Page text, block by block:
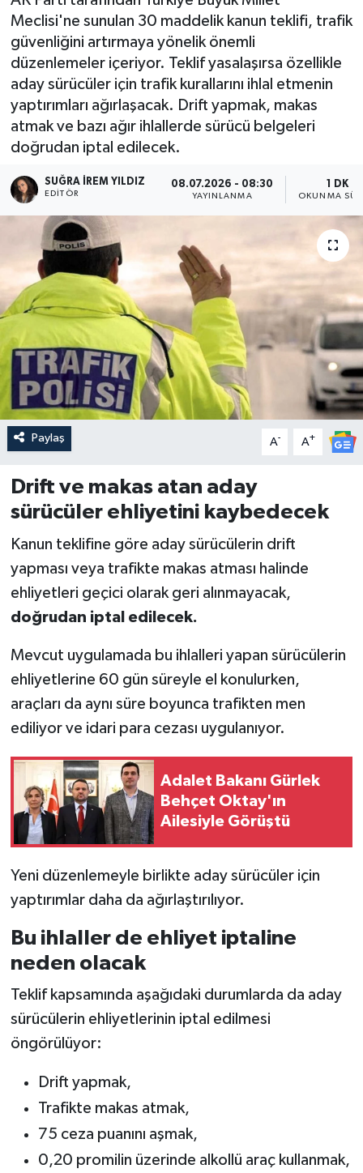
Meclisi'ne sunulan 30 maddelik kanun teklifi, trafik
güvenliğini artırmaya yönelik önemli
düzenlemeler içeriyor. Teklif yasalaşırsa özellikle
aday sürücüler için trafik kurallarını ihlal etmenin
yaptırımları ağırlaşacak. Drift yapmak, makas
atmak ve bazı ağır ihlallerde sürücü belgeleri
doğrudan iptal edilecek.
SUĞRA İREM YILDIZ
EDITÖR
08.07.2026 - 08:30
YAYINLANMA
1 DK
OKUNMA
Paylaş A- A+
Drift ve makas atan aday
sürücüler ehliyetini kaybedecek
Kanun teklifine göre aday sürücülerin drift
yapması veya trafikte makas atması halinde
ehliyetleri geçici olarak geri alınmayacak,
doğrudan iptal edilecek.
Mevcut uygulamada bu ihlalleri yapan sürücülerin
ehliyetlerine 60 gün süreyle el konulurken,
araçları da aynı süre boyunca trafikten men
ediliyor ve idari para cezası uygulanıyor.
Adalet Bakanı Gürlek
Behçet Oktay'ın
Ailesiyle Görüştü
Yeni düzenlemeyle birlikte aday sürücüler için
yaptırımlar daha da ağırlaştırılıyor.
Bu ihlaller de ehliyet iptaline
neden olacak
Teklif kapsamında aşağıdaki durumlarda da aday
sürücülerin ehliyetlerinin iptal edilmesi
öngörülüyor:
Drift yapmak,
Trafikte makas atmak,
75 ceza puanını aşmak,
0,20 promilin üzerinde alkollü araç kullanmak,